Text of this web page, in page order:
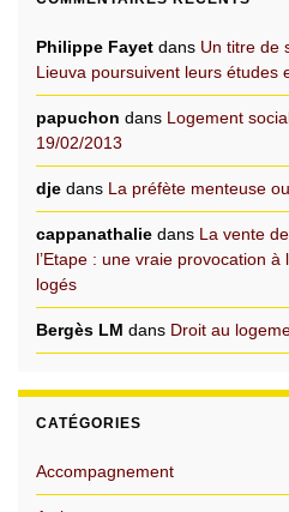
Philippe Fayet dans Un titre de
Lieuva poursuivent leurs études
papuchon dans Logement
19/02/2013
dje dans La préfète menteuse
cappanathalie dans La vente
l’Etape : une vraie provocation à
logés
Bergès LM dans Droit au
CATÉGORIES
Accompagnement